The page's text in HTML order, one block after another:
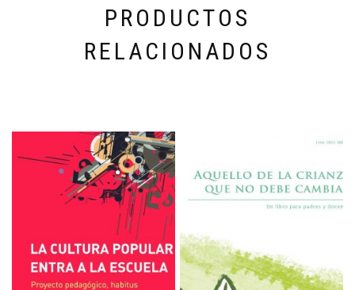
PRODUCTOS
RELACIONADOS